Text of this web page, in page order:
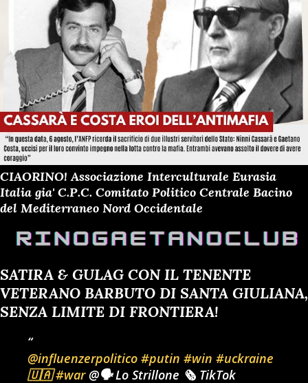
CIAORINO! Associazione Interculturale Eurasia
Italia gia' C.P.C. Comitato Politico Centrale Bacino
del Mediterraneo Nord Occidentale
SATIRA & GULAG CON IL TENENTE
VETERANO BARBUTO DI SANTA GIULIANA,
SENZA LIMITE DI FRONTIERA!
@influenzerpolitico #putin #win #uckraine
🇺🇦 #war@🗣️ Lo Strillone 🗞️ TikTok